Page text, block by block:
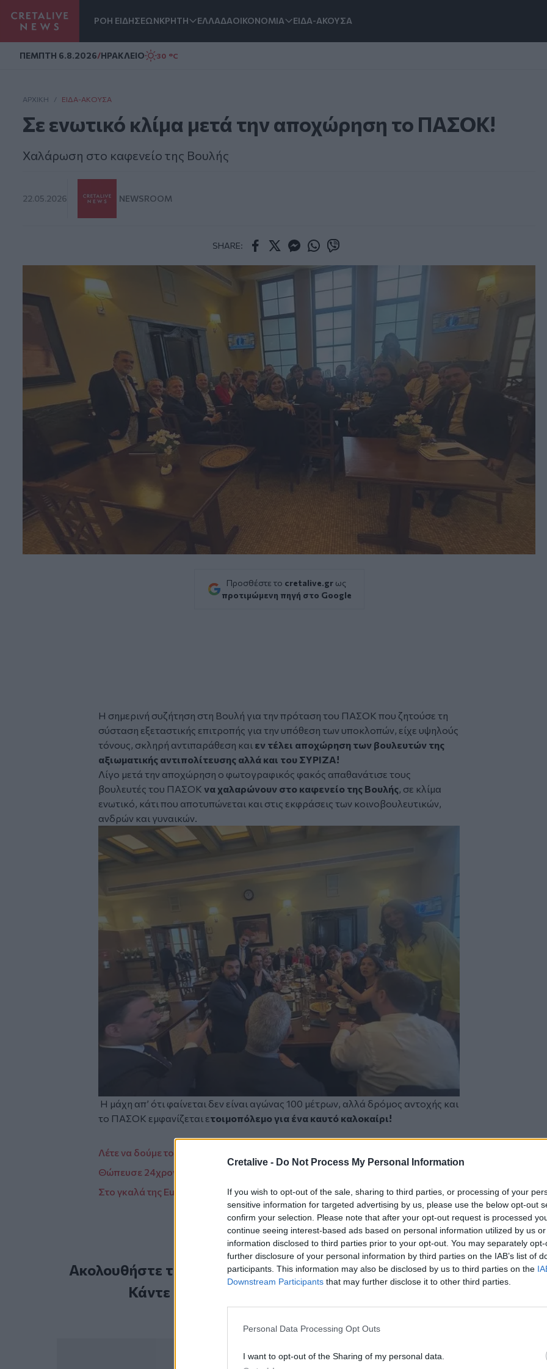
Cretalive - Do Not Process My Personal Information
If you wish to opt-out of the sale, sharing to third parties, or processing of your
sensitive information for targeted advertising by us, please use the below opt-out
confirm your selection. Please note that after your opt-out request is processed
continue seeing interest-based ads based on personal information utilized by us
information disclosed to third parties prior to your opt-out. You may separately
further disclosure of your personal information by third parties on the IAB’s list of
participants. This information may also be disclosed by us to third parties on the
Downstream Participants that may further disclose it to other third parties.
Personal Data Processing Opt Outs
I want to opt-out of the Sharing of my personal data.
ΡΟΗ ΕΙΔΗΣΕΩΝΚΡΗΤΗ ΕΛΛΑΔΑΟΙΚΟΝΟΜΙΑ ΕΙΔΑ-ΑΚΟΥΣΑ
ΠΕΜΠΤΗ 6.8.2026/ΗΡΑΚΛΕΙΟ 30 °C
ΑΡΧΙΚΗ / ΕΊΔΑ-ΆΚΟΥΣΑ
Σε ενωτικό κλίμα μετά την αποχώρηση το ΠΑΣΟΚ!
Χαλάρωση στο καφενείο της Βουλής
22.05.2026 NEWSROOM
SHARE:
Προσθέστε το cretalive.gr ως
προτιμώμενη πηγή στο Google
Η σημερινή συζήτηση στη Βουλή για την πρόταση του ΠΑΣΟΚ που ζητούσε τη
σύσταση εξεταστικής επιτροπής για την υπόθεση των υποκλοπών, είχε υψηλούς
τόνους, σκληρή αντιπαράθεση και εν τέλει αποχώρηση των βουλευτών της
αξιωματικής αντιπολίτευσης αλλά και του ΣΥΡΙΖΑ!
Λίγο μετά την αποχώρηση ο φωτογραφικός φακός απαθανάτισε τους
βουλευτές του ΠΑΣΟΚ να χαλαρώνουν στο καφενείο της Βουλής, σε κλίμα
ενωτικό, κάτι που αποτυπώνεται και στις εκφράσεις των κοινοβουλευτικών,
ανδρών και γυναικών.
Image
Η μάχη απ’ ότι φαίνεται δεν είναι αγώνας 100 μέτρων, αλλά δρόμος αντοχής και
το ΠΑΣΟΚ εμφανίζεται ετοιμοπόλεμο για ένα καυτό καλοκαίρι!
Λέτε να δούμε τον Πτέραρχο υποψήφιο στο Ηράκλειο;
Θώπευσε 24χρονη μέσα στο λεωφορείο και του πέρασαν χειροπέδες
Στο γκαλά της Euroleague ο πρόεδρος του ΠΑΣΟΚ Νίκος Ανδρουλάκης
Ακολουθήστε το Cretalive στοGoogle Newsκαι στοFacebook
Κάντε εγγραφή στο κανάλι μας στο